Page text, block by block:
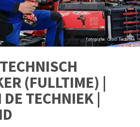
(FULLTIME) |
TECHNIEK |